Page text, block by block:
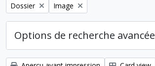
Remove filter:
Dossier Remove filter:
Image
Options de recherche avancée